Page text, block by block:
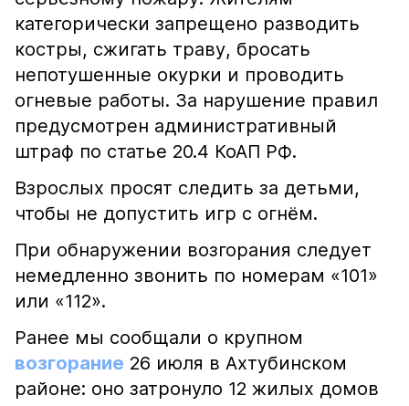
категорически запрещено разводить
костры, сжигать траву, бросать
непотушенные окурки и проводить
огневые работы. За нарушение правил
предусмотрен административный
штраф по статье 20.4 КоАП РФ.
Взрослых просят следить за детьми,
чтобы не допустить игр с огнём.
При обнаружении возгорания следует
немедленно звонить по номерам «101»
или «112».
Ранее мы сообщали о крупном
возгорание 26 июля в Ахтубинском
районе: оно затронуло 12 жилых домов